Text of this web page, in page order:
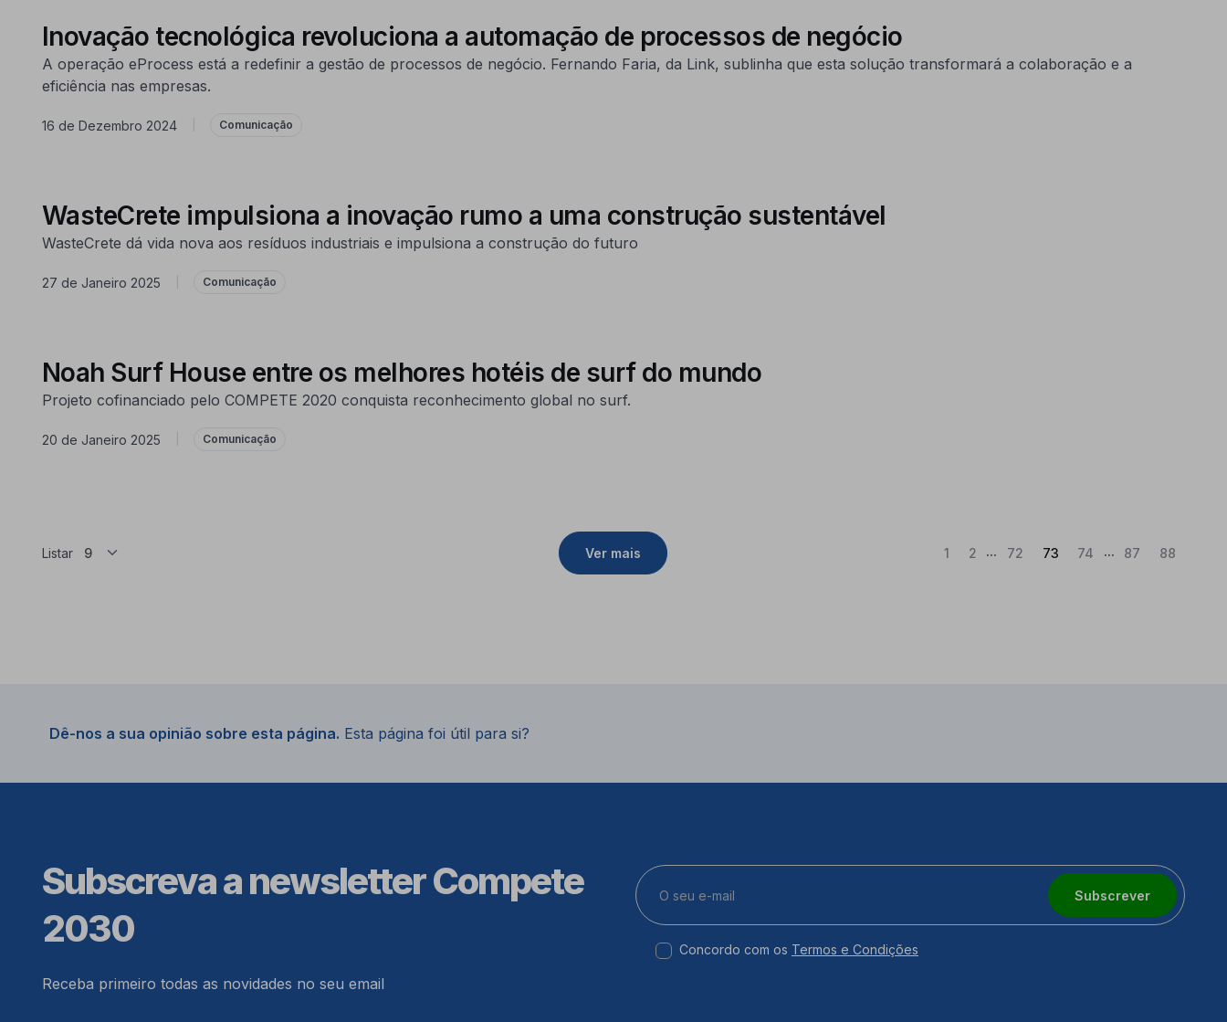
Inovação tecnológica revoluciona a automação de processos de negócio
A operação eProcess está a redefinir a gestão de processos de negócio. Fernando Faria, da Link, sublinha que esta solução transformará a colaboração e a
eficiência nas empresas.
16 de Dezembro 2024 Comunicação
WasteCrete impulsiona a inovação rumo a uma construção sustentável
WasteCrete dá vida nova aos resíduos industriais e impulsiona a construção do futuro
27 de Janeiro 2025 Comunicação
Noah Surf House entre os melhores hotéis de surf do mundo
Projeto cofinanciado pelo COMPETE 2020 conquista reconhecimento global no surf.
20 de Janeiro 2025 Comunicação
Listar Ver mais 1 2 ... 72 73(Atual)
74 ... 87 88
Dê-nos a sua opinião sobre esta página. Esta página foi útil para si?
Subscreva a newsletter Compete
2030
Receba primeiro todas as novidades no seu email
Subscrever
Concordo com os Termos e Condições